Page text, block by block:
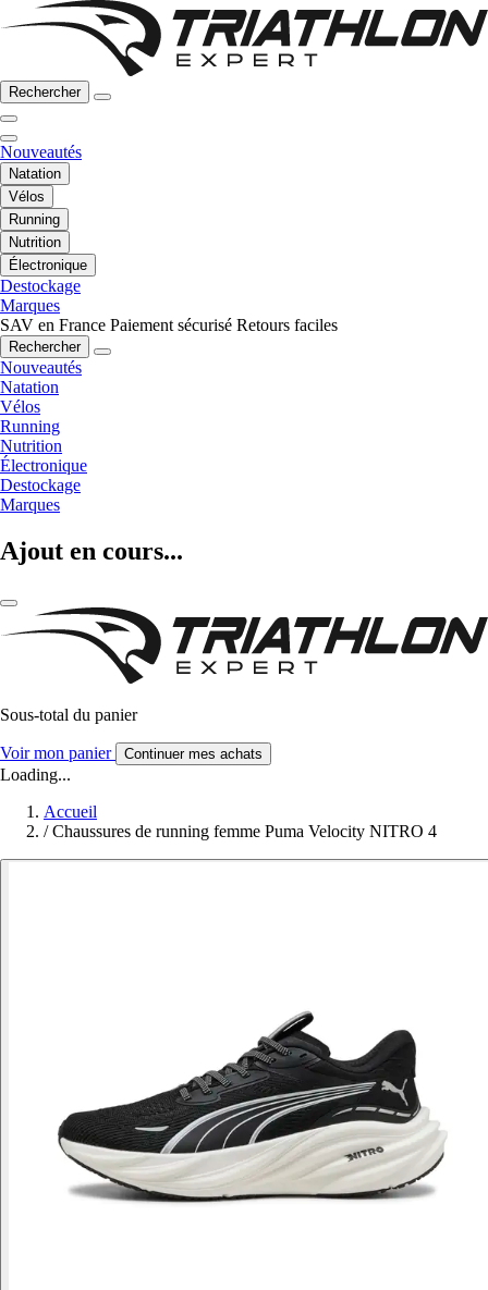
Rechercher
Nouveautés
Natation
Vélos
Running
Nutrition
Électronique
Destockage
Marques
SAV en France Paiement sécurisé Retours faciles
Rechercher
Nouveautés
Natation
Vélos
Running
Nutrition
Électronique
Destockage
Marques
Ajout en cours...
Sous-total du panier
Voir mon panier Continuer mes achats
Loading...
Accueil
/ Chaussures de running femme Puma Velocity NITRO 4